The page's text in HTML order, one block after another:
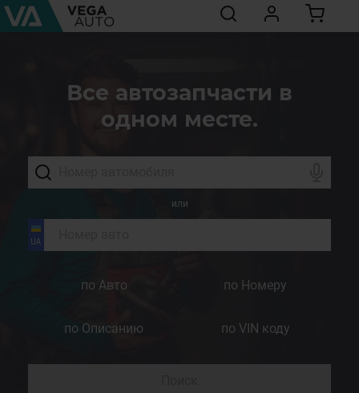
Все автозапчасти в
одном месте.
или
по Авто по Номеру
по Описанию по VIN коду